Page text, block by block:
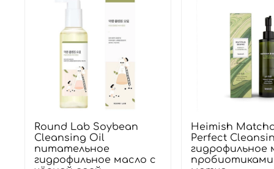
Round Lab Soybean
Cleansing Oil
питательное
гидрофильное масло с
Heimish
Perfect
гидрофильное